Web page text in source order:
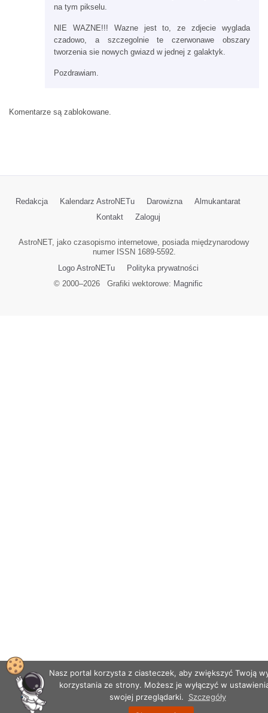
na tym pikselu.
NIE WAZNE!!! Wazne jest to, ze zdjecie wyglada
czadowo, a szczegolnie te czerwonawe obszary
tworzenia sie nowych gwiazd w jednej z galaktyk.
Pozdrawiam.
Komentarze są zablokowane.
Redakcja Kalendarz AstroNETu Darowizna
Almukantarat
Kontakt
Zaloguj
AstroNET, jako czasopismo internetowe, posiada międzynarodowy
numer ISSN 1689-5592.
Logo AstroNETu
Polityka prywatności
© 2000–2026Grafiki wektorowe: Magnific
Nasz portal korzysta z ciasteczek, aby zwiększyć Twoją
korzystania ze strony. Możesz je wyłączyć w
swojej przeglądarki.
Szczegóły